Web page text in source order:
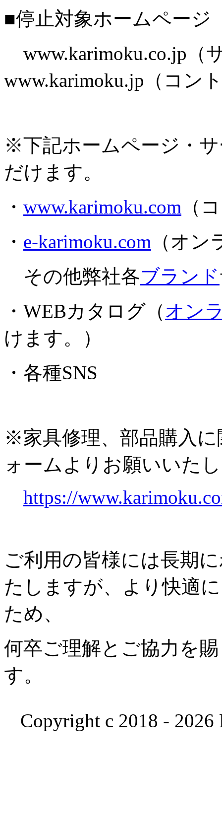
■停止対象ホームページ
www.karimoku.co.jp（
www.karimoku.jp（コン
※下記ホームページ・
だけます。
・ www.karimoku.com （
・ e-karimoku.com （オ
その他弊社各ブランド
・WEBカタログ（オン
けます。）
・各種SNS
※家具修理、部品購入
ォームよりお願いいた
https://
ご利用の皆様には長期
たしますが、より快適
ため、
何卒ご理解とご協力を
す。
Copyright c 2018 -